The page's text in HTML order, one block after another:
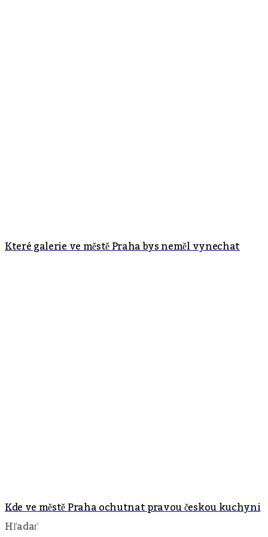
Které galerie ve městě Praha bys neměl vynechat
Kde ve městě Praha ochutnat pravou českou kuchyni
Hľadať